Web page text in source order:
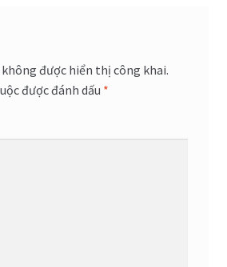
không được hiển thị công khai.
được đánh dấu *